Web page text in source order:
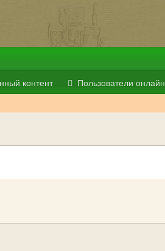
контент Пользователи онлайн